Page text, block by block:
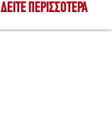
ΔΕΊΤΕ ΠΕΡΙΣΣΌΤΕΡΑ